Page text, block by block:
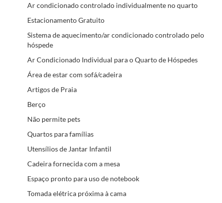
Ar condicionado controlado individualmente no quarto
Estacionamento Gratuito
Sistema de aquecimento/ar condicionado controlado pelo
hóspede
Ar Condicionado Individual para o Quarto de Hóspedes
Área de estar com sofá/cadeira
Artigos de Praia
Berço
Não permite pets
Quartos para famílias
Utensílios de Jantar Infantil
Cadeira fornecida com a mesa
Espaço pronto para uso de notebook
Tomada elétrica próxima à cama